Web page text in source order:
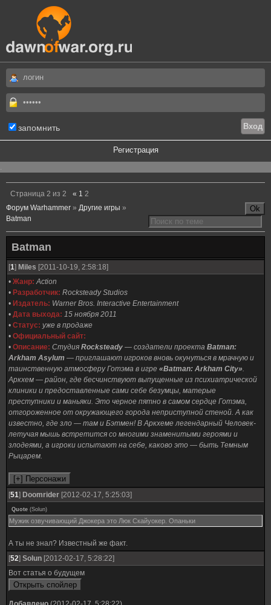
запомнить
Регистрация
.
Страница 2 из 2 « 1 2
Форум Warhammer » Другие игры »
Batman
Batman
[1] Miles [2011-10-19, 2:58:18]
• Жанр: Action
• Разработчик: Rocksteady Studios
• Издатель: Warner Bros. Interactive Entertainment
• Дата выхода: 15 ноября 2011
• Статус: уже в продаже
• Официальный сайт:
• Описание: Студия Rocksteady — создатели проекта Batman:
Arkham Asylum — приглашают игроков вновь окунуться в мрачную и
таинственную атмосферу Готэма в игре «Batman: Arkham City».
Аркхем — район, где бесчинствуют выпущенные из психиатрической
клиники и предоставленные сами себе безумцы, матерые
преступники и маньяки. Это черное пятно в самом сердце Готэма,
отгороженное от окружающего города неприступной стеной. А как
известно, где зло — там и Бэтмен! В Аркхеме легендарный Человек-
летучая мышь встретится со многими знаменитыми героями и
злодеями, а игроки испытают на себе, каково это — быть Темным
Рыцарем.
[51] Doomrider [2012-02-17, 5:25:03]
Quote (Solun)
Мужик озвучивающий Джокера это Люк Скайуокер. Опаньки
А ты не знал? Известный же факт.
[52] Solun [2012-02-17, 5:28:22]
Вот статья о будущем